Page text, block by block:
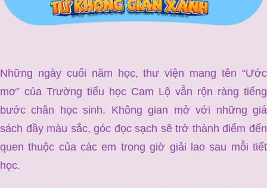
Những ngày cuối năm học, thư viện mang tên “Ước
mơ” của Trường tiểu học Cam Lộ vẫn rộn ràng tiếng
bước chân học sinh. Không gian mở với những giá
sách đầy màu sắc, góc đọc sạch sẽ trở thành điểm đến
quen thuộc của các em trong giờ giải lao sau mỗi tiết
học.